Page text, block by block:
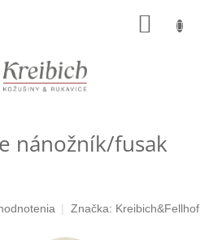
nánožník/fusak
Značka: Kreibich&Fellhof